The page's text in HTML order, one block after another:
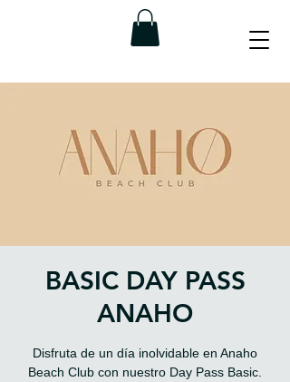
BASIC DAY PASS
ANAHO
Disfruta de un día inolvidable en Anaho
Beach Club con nuestro Day Pass Basic.